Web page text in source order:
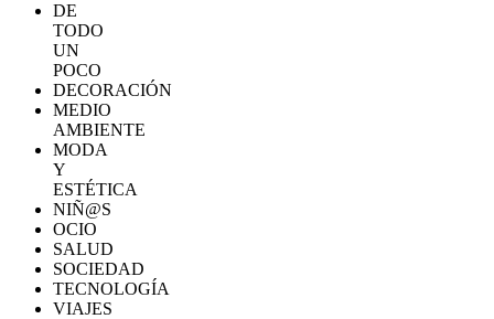
DE
TODO
UN
POCO
DECORACIÓN
MEDIO
AMBIENTE
MODA
Y
ESTÉTICA
NIÑ@S
OCIO
SALUD
SOCIEDAD
TECNOLOGÍA
VIAJES